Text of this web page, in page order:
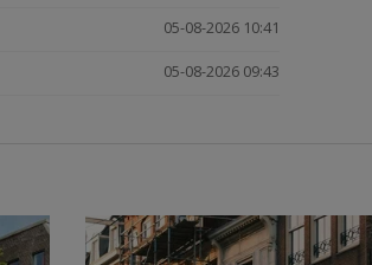
05-08-2026 10:41
05-08-2026 09:43